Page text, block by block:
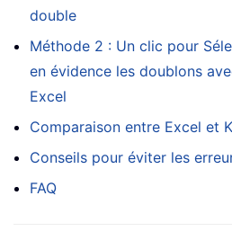
double
Méthode 2 : Un clic pour
en évidence les doublons
Excel
Comparaison entre Excel et
Conseils pour éviter les
FAQ